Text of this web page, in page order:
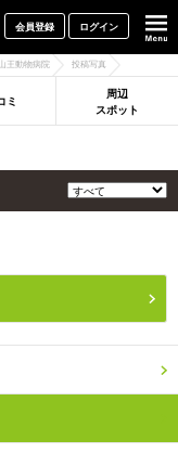
会員登録 ログイン
王動物病院 投稿写真
ミ
周辺
スポット